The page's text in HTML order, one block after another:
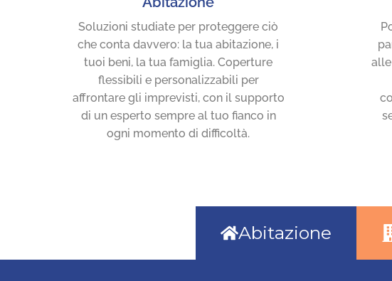
Soluzioni studiate per proteggere ciò
che conta davvero: la tua abitazione, i
tuoi beni, la tua famiglia. Coperture
flessibili e personalizzabili per
affrontare gli imprevisti, con il supporto
di un esperto sempre al tuo fianco in
ogni momento di difficoltà.
Abitazione